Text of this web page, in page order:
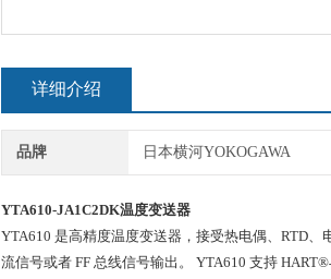
详细介绍
品牌 日本横河YOKOGAWA
YTA610-JA1C2DK温度变送器
YTA610 是高精度温度变送器，接受热电偶、RTD、
流信号或者 FF 总线信号输出。 YTA610 支持 HART®